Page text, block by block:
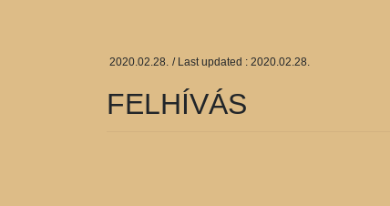
2020.02.28. / Last updated : 2020.02.28.
FELHÍVÁS